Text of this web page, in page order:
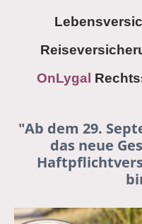
OnLygal
"Ab dem 29.
das neue